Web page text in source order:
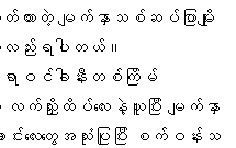
ထားတဲ့ မျက်နှာသစ်ဆပ်ပြာမျိုး
လည်းရပါတယ်။
ဝင်ခါနီးတစ်ကြိမ်
ညှိုးထိပ်လေးနဲ့ယူပြီး မျက်နှာ
လေးတွေအသုံးပြုပြီး စက်ဝန်းသ